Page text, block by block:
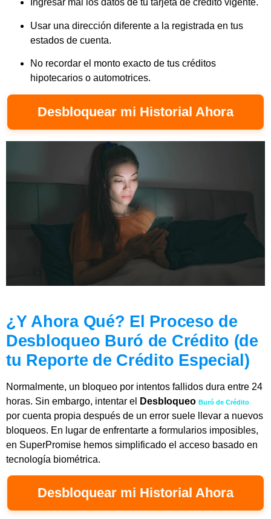
Ingresar mal los datos de tu tarjeta de crédito vigente.
Usar una dirección diferente a la registrada en tus
estados de cuenta.
No recordar el monto exacto de tus créditos
hipotecarios o automotrices.
Desbloquear mi Historial Ahora
¿Y Ahora Qué? El Proceso de
Desbloqueo Buró de Crédito (de
tu Reporte de Crédito Especial)
Normalmente, un bloqueo por intentos fallidos dura entre 24
horas. Sin embargo, intentar el
Desbloqueo Buró de Crédito
por cuenta propia después de un error suele llevar a nuevos
bloqueos. En lugar de enfrentarte a formularios imposibles,
en SuperPromise hemos simplificado el acceso basado en
tecnología biométrica.
Desbloquear mi Historial Ahora